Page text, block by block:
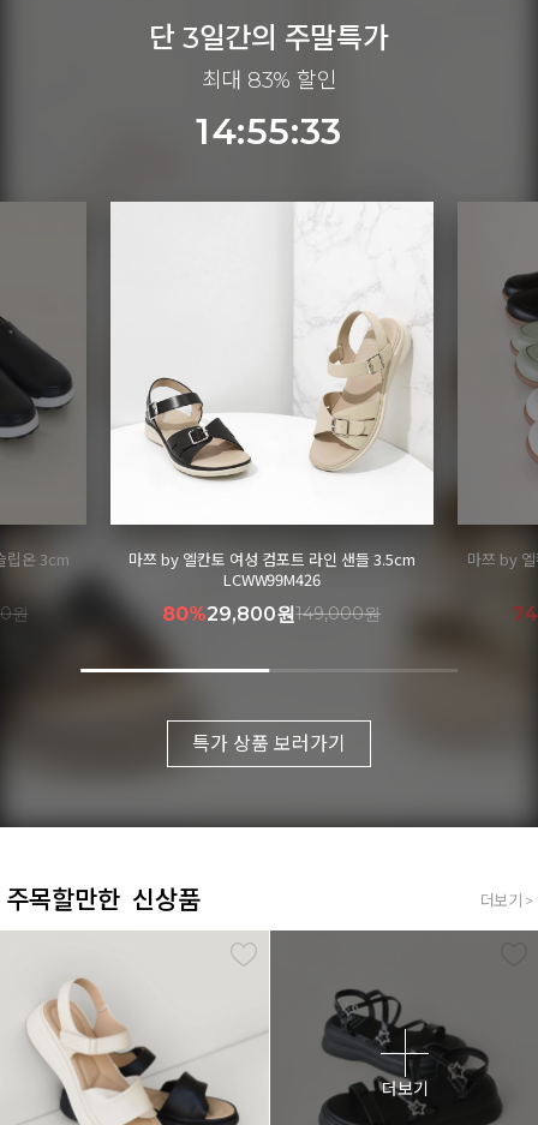
단 3일간의 주말특가
최대 83% 할인
14:55:31
립온 3cm
원
마쯔 by 엘칸토 여성 컴포트 라인 샌들 3.5cm
LCWW99M426
80%29,800원149,000원
마쯔 by
특가 상품 보러가기
주목할만한 신상품 더보기 >